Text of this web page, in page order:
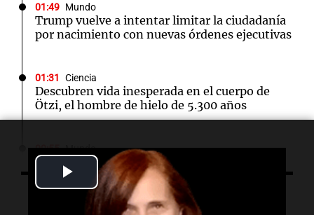
Play
Video
01:49 Mundo
Trump vuelve a intentar limitar la ciudadanía
por nacimiento con nuevas órdenes ejecutivas
01:31 Ciencia
Descubren vida inesperada en el cuerpo de
Ötzi, el hombre de hielo de 5.300 años
00:55 Mundo
China se prepara para el tifón Dolphin; cierran
escuelas y actividades turísticas en varias
provincias
Escuchá lo último